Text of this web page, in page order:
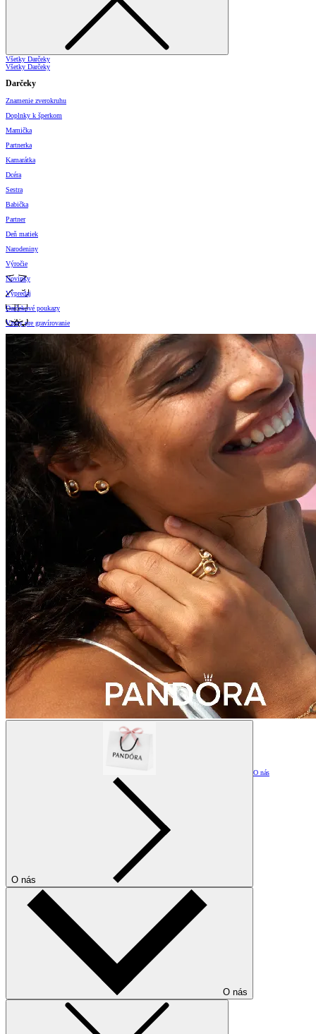
Všetky Darčeky
Všetky Darčeky
Darčeky
Znamenie zverokruhu
Doplnky k šperkom
Mamička
Partnerka
Kamarátka
Dcéra
Sestra
Babička
Partner
Deň matiek
Narodeniny
Výročie
Novinky
Výpredaj
Darčekové poukazy
Vzory pre gravírovanie
O nás
O nás
O nás